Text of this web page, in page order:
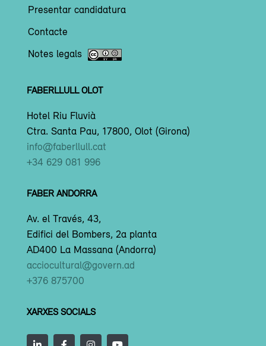
Presentar candidatura
Contacte
Notes legals
FABERLLULL OLOT
Hotel Riu Fluvià
Ctra. Santa Pau, 17800, Olot (Girona)
info@faberllull.cat
+34 629 081 996
FABER ANDORRA
Av. el Través, 43,
Edifici del Bombers, 2a planta
AD400 La Massana (Andorra)
acciocultural@govern.ad
+376 875700
XARXES SOCIALS